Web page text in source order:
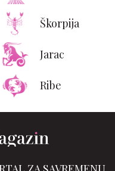
Škorpija
Jarac
Ribe